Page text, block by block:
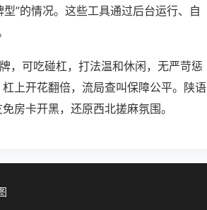
”的情况。这些工具通过后台运行、自
，可吃碰杠，打法温和休闲，无严苛惩
上开花翻倍，流局查叫保障公平。陕语
房卡开黑，还原西北搓麻氛围。